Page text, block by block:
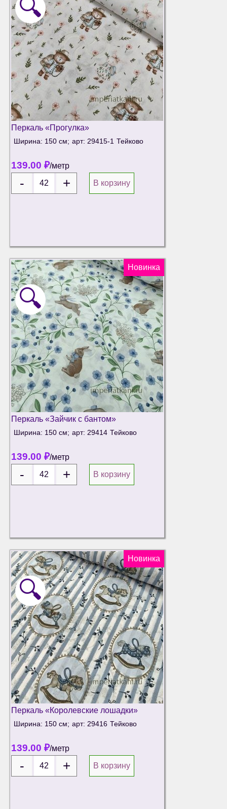
🔍
Перкаль «Прогулка»
Ширина: 150 см; арт: 29415-1 Тейково
139.00 ₽/метр
В корзину
🔍
Новинка
Перкаль «Зайчик с бантом»
Ширина: 150 см; арт: 29414 Тейково
139.00 ₽/метр
В корзину
🔍
Новинка
Перкаль «Королевские лошадки»
Ширина: 150 см; арт: 29416 Тейково
139.00 ₽/метр
В корзину